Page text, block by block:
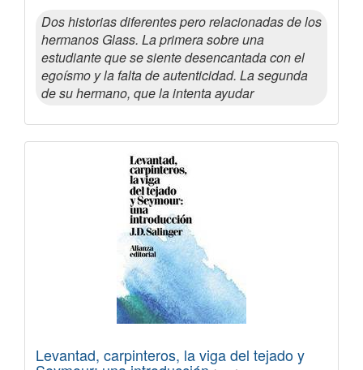
Dos historias diferentes pero relacionadas de los
hermanos Glass. La primera sobre una
estudiante que se siente desencantada con el
egoísmo y la falta de autenticidad. La segunda
de su hermano, que la intenta ayudar
Levantad, carpinteros, la viga del tejado y